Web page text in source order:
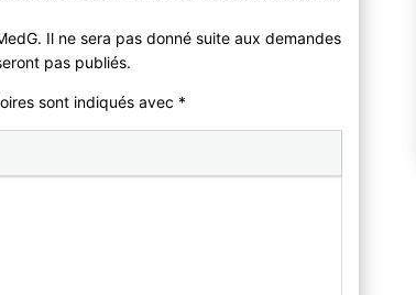
Il ne sera pas donné suite aux demandes
pas publiés.
sont indiqués avec *